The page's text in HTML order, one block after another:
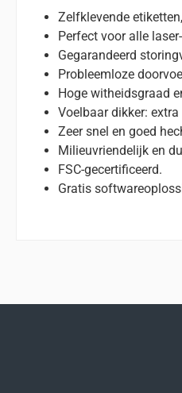
Zelfklevende
Perfect voor alle
Gegarandeerd
Probleemloze
Hoge witheidsgraad
Voelbaar dikker:
Zeer snel en goed
Milieuvriendelijk en
FSC-gecertificeerd.
Gratis